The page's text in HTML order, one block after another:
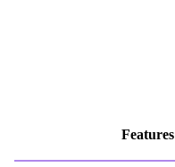
Features